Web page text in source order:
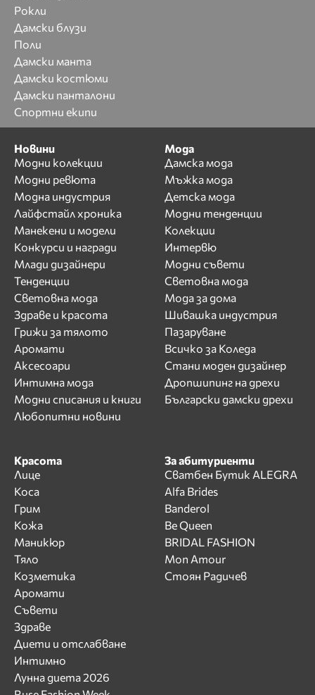
Рокли
Дамски блузи
Поли
Дамски манта
Дамски костюми
Дамски панталони
Спортни екипи
Новини
Модни колекции
Модни ревюта
Модна индустрия
Лайфстайл хроника
Манекени и модели
Конкурси и награди
Млади дизайнери
Тенденции
Световна мода
Здраве и красота
Грижи за тялото
Аромати
Аксесоари
Интимна мода
Модни списания и книги
Любопитни новини
Мода
Дамска мода
Мъжка мода
Детска мода
Модни тенденции
Колекции
Интервю
Модни съвети
Световна мода
Мода за дома
Шивашка индустрия
Пазаруване
Всичко за Коледа
Стани моден дизайнер
Дропшипинг на дрехи
Български дамски дрехи
Красота
Лице
Коса
Грим
Кожа
Маникюр
Тяло
Козметика
Аромати
Съвети
Здраве
Диети и отслабване
Интимно
Лунна диета 2026
За абитуриенти
Сватбен Бутик ALEGRA
Alfa Brides
Banderol
Be Queen
BRIDAL FASHION
Mon Amour
Стоян Радичев